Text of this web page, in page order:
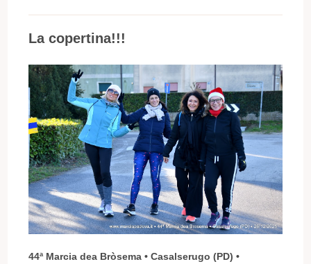
La copertina!!!
44ª Marcia dea Bròsema • Casalserugo (PD) •